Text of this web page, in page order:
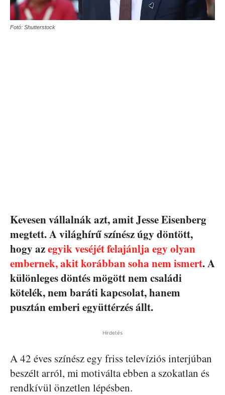
Fotó: Shutterstock
Kevesen vállalnák azt, amit Jesse Eisenberg
megtett. A világhírű színész úgy döntött,
hogy azegyik veséjét felajánlja egy olyan
embernek, akit korábban soha nem ismert. A
különleges döntés mögött nem családi
kötelék, nem baráti kapcsolat, hanem
pusztán emberi együttérzés állt.
Hirdetés
A 42 éves színész egy friss televíziós interjúban
beszélt arról, mi motiválta ebben a szokatlan és
rendkívül önzetlen lépésben.